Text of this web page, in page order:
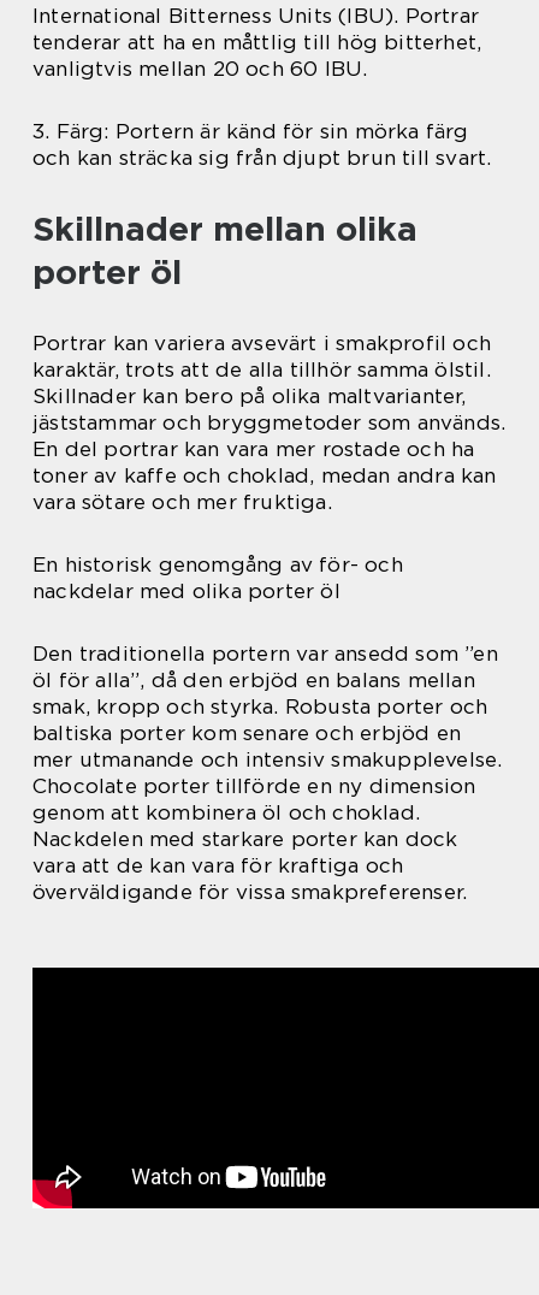
International Bitterness Units (IBU). Portrar
tenderar att ha en måttlig till hög bitterhet,
vanligtvis mellan 20 och 60 IBU.
3. Färg: Portern är känd för sin mörka färg
och kan sträcka sig från djupt brun till svart.
Skillnader mellan olika
porter öl
Portrar kan variera avsevärt i smakprofil och
karaktär, trots att de alla tillhör samma ölstil.
Skillnader kan bero på olika maltvarianter,
jäststammar och bryggmetoder som används.
En del portrar kan vara mer rostade och ha
toner av kaffe och choklad, medan andra kan
vara sötare och mer fruktiga.
En historisk genomgång av för- och
nackdelar med olika porter öl
Den traditionella portern var ansedd som ”en
öl för alla”, då den erbjöd en balans mellan
smak, kropp och styrka. Robusta porter och
baltiska porter kom senare och erbjöd en
mer utmanande och intensiv smakupplevelse.
Chocolate porter tillförde en ny dimension
genom att kombinera öl och choklad.
Nackdelen med starkare porter kan dock
vara att de kan vara för kraftiga och
överväldigande för vissa smakpreferenser.